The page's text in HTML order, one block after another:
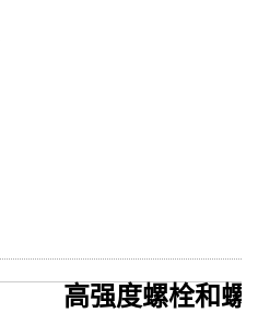
高强度螺栓和螺